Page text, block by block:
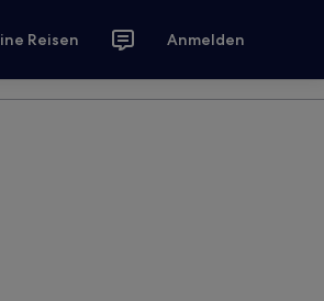
Reisen Anmelden